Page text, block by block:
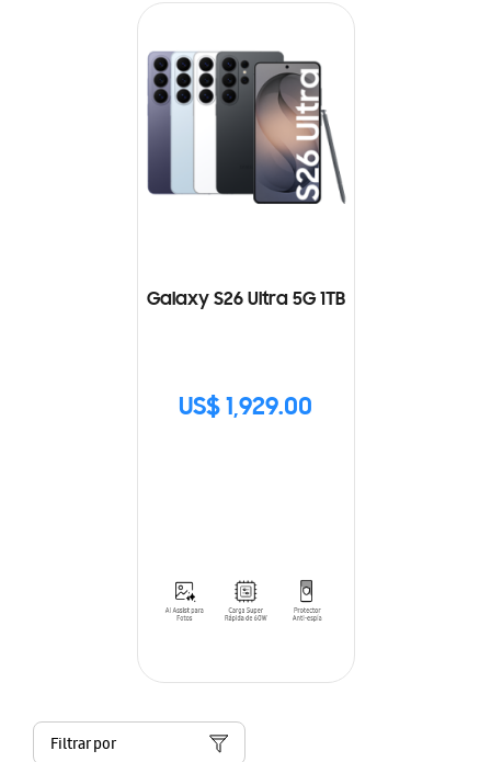
Galaxy S26 Ultra 5G 1TB
US$ 1,929.00
Filtrar por